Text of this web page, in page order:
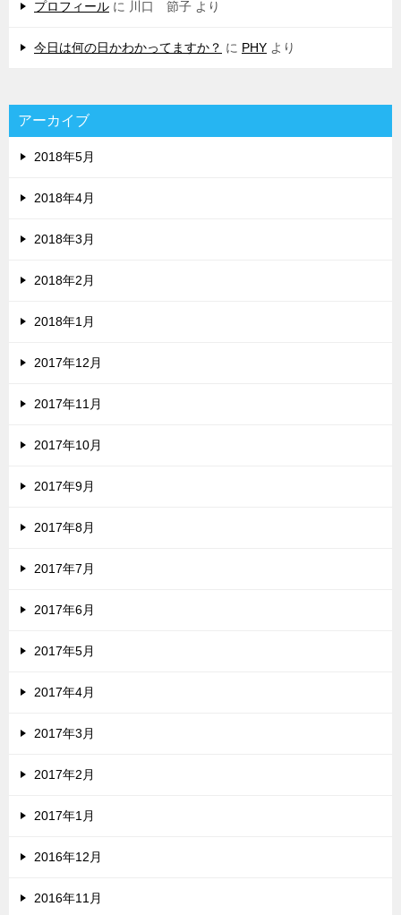
プロフィール に 川口 節子 より
今日は何の日かわかってますか？ に PHY より
アーカイブ
2018年5月
2018年4月
2018年3月
2018年2月
2018年1月
2017年12月
2017年11月
2017年10月
2017年9月
2017年8月
2017年7月
2017年6月
2017年5月
2017年4月
2017年3月
2017年2月
2017年1月
2016年12月
2016年11月